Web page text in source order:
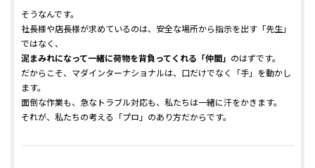
そうなんです。
社長様や店長様が求めているのは、安全な場所から指示を出す「先生」
ではなく、
泥まみれになって一緒に荷物を背負ってくれる「仲間」 のはずです。
だからこそ、マダインターナショナルは、口だけでなく「手」を動かし
ます。
面倒な作業も、急なトラブル対応も、私たちは一緒に汗をかきます。
それが、私たちの考える「プロ」のあり方だからです。